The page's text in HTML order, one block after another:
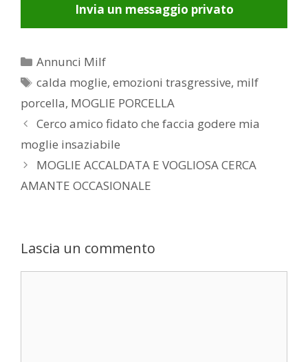
Invia un messaggio privato
Categorie
Annunci Milf
Tag
calda moglie,emozioni trasgressive, milf
porcella, MOGLIE PORCELLA
Post
navigation
Cerco amico fidato che faccia godere mia
moglie insaziabile
MOGLIE ACCALDATA E VOGLIOSA CERCA
AMANTE OCCASIONALE
Lascia un commento